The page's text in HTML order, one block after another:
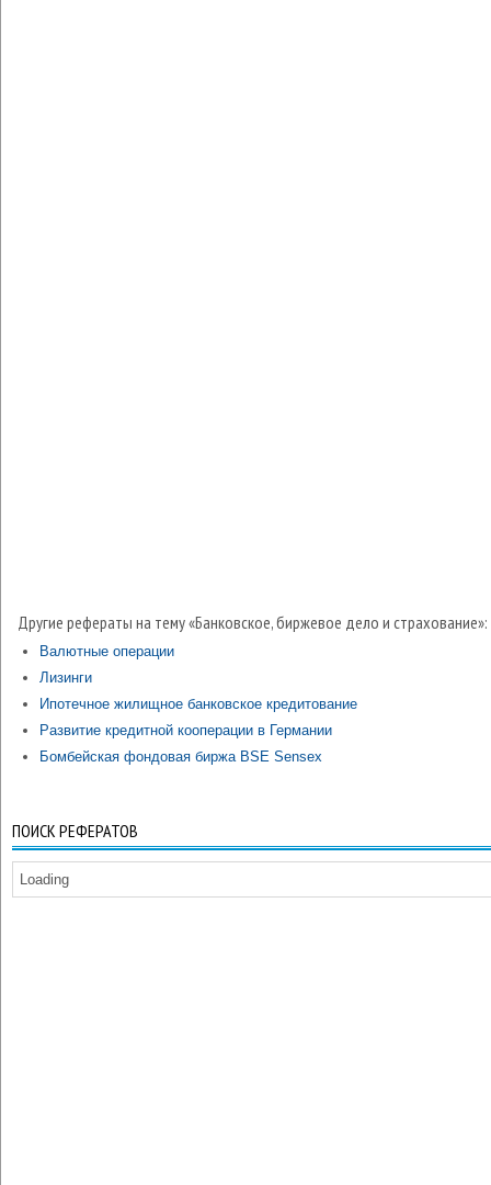
Другие рефераты на тему «Банковское, биржевое дело и страхование»:
Валютные операции
Лизинги
Ипотечное жилищное банковское кредитование
Развитие кредитной кооперации в Германии
Бомбейская фондовая биржа BSE Sensex
ПОИСК РЕФЕРАТОВ
Loading